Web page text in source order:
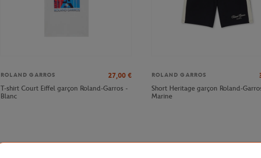
ROLAND GARROS 27,00 €
T-shirt Court Eiffel garçon Roland-Garros -
Blanc
ROLAND GARROS
Short Heritage garçon Roland-
Marine